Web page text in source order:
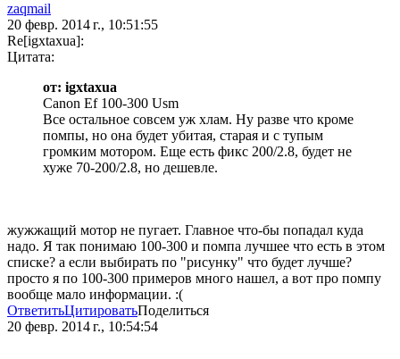
zaqmail
20 февр. 2014 г., 10:51:55
Re[igxtaxua]:
Цитата:
от: igxtaxua
Canon Ef 100-300 Usm
Все остальное совсем уж хлам. Ну разве что кроме
помпы, но она будет убитая, старая и с тупым
громким мотором. Еще есть фикс 200/2.8, будет не
хуже 70-200/2.8, но дешевле.
жужжащий мотор не пугает. Главное что-бы попадал куда
надо. Я так понимаю 100-300 и помпа лучшее что есть в этом
списке? а если выбирать по "рисунку" что будет лучше?
просто я по 100-300 примеров много нашел, а вот про помпу
вообще мало информации. :(
ОтветитьЦитироватьПоделиться
20 февр. 2014 г., 10:54:54